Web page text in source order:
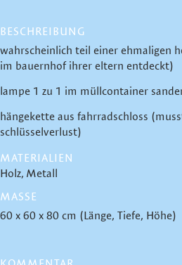
BESCHREIBUNG
wahrscheinlich teil einer ehmaligen
im bauernhof ihrer eltern entdeckt)
lampe 1 zu 1 im müllcontainer
hängekette aus fahrradschloss
schlüsselverlust)
MATERIALIEN
Holz Metall
MASSE
60 x 60 x 80 cm (Länge, Tiefe, Höhe)